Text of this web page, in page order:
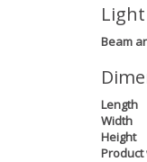
Beam
Length
Width
Height
Product